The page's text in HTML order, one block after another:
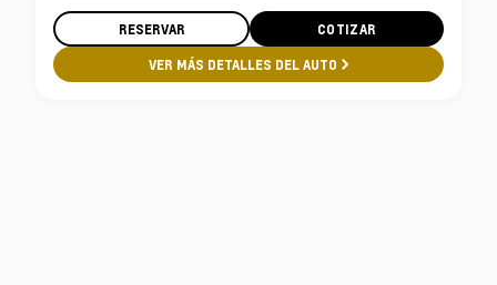
RESERVAR
COTIZAR
VER MÁS DETALLES DEL AUTO